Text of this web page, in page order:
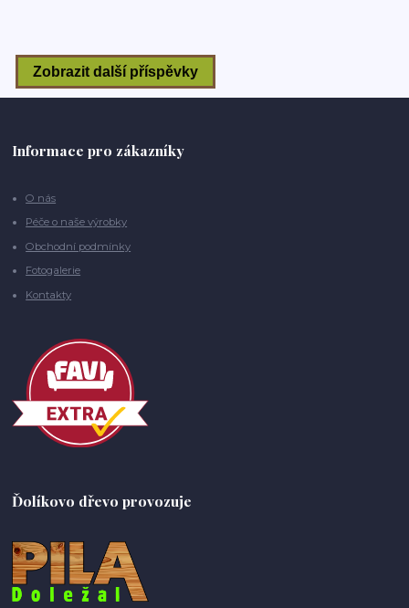
Informace pro zákazníky
O nás
Péče o naše výrobky
Obchodní podmínky
Fotogalerie
Kontakty
Ďolíkovo dřevo provozuje